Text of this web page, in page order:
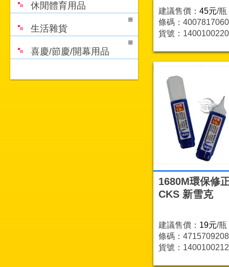
休閒體育用品
生活雜貨
喜慶/節慶/開幕用品
建議售價： 45元/瓶
條碼：
貨號：1400100220
1680M環保修
CKS 新雪克
建議售價： 19元/瓶
條碼：
貨號：1400100212